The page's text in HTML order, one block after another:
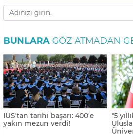
BUNLARA GÖZ ATMADAN
IUS'tan tarihi başarı: 400'e
yakın mezun verdi!
"5